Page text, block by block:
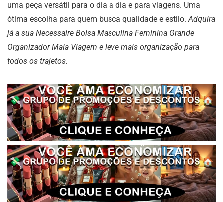
uma peça versátil para o dia a dia e para viagens. Uma
ótima escolha para quem busca qualidade e estilo.Adquira
já a sua Necessaire Bolsa Masculina Feminina Grande
Organizador Mala Viagem e leve mais organização para
todos os trajetos.